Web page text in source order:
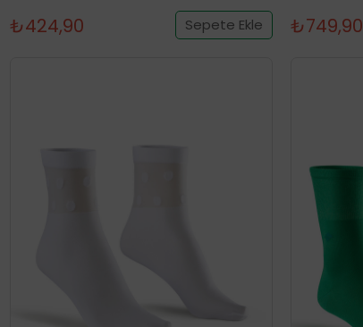
₺424,90 Sepete Ekle ₺749,90